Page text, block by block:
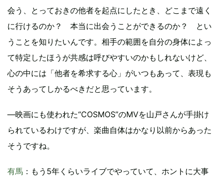
会う、とっておきの他者を起点にしたとき、どこまで遠く
に行けるのか？ 本当に出会うことができるのか？ とい
うことを知りたいんです。相手の範囲を自分の身体によっ
て特定したほうが共感は呼びやすいのかもしれないけど、
心の中には「他者を希求する心」がいつもあって、表現も
そうあってしかるべきだと思っています。
―映画にも使われた“COSMOS”のMVを山戸さんが手掛け
られているわけですが、楽曲自体はかなり以前からあった
そうですね。
有馬 ：もう5年くらいライブでやっていて、ホントに大事